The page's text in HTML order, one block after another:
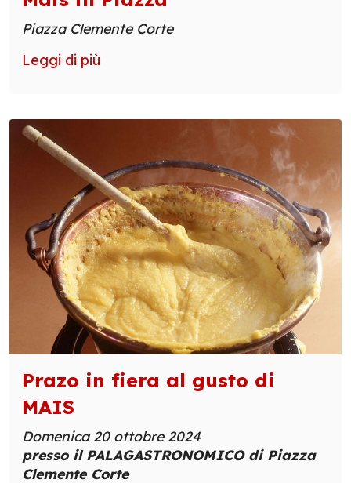
Piazza Clemente Corte
Leggi di più
Prazo in fiera al gusto di
MAIS
Domenica 20 ottobre 2024
presso il PALAGASTRONOMICO di Piazza
Clemente Corte